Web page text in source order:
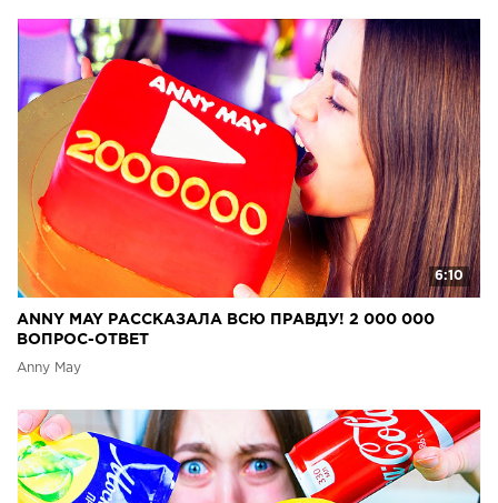
6:10
ANNY MAY РАССКАЗАЛА ВСЮ ПРАВДУ! 2 000 000
ВОПРОС-ОТВЕТ
Anny May